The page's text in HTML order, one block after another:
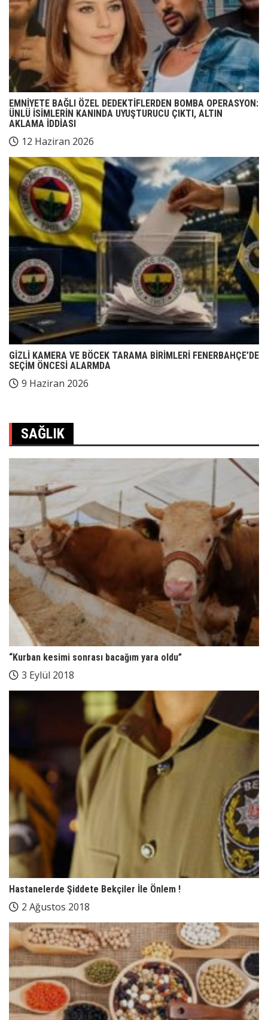
EMNİYETE BAĞLI ÖZEL DEDEKTİFLERDEN BOMBA OPERASYON:
ÜNLÜ İSİMLERİN KANINDA UYUŞTURUCU ÇIKTI, ALTIN
AKLAMA İDDİASI
12 Haziran 2026
GİZLİ KAMERA VE BÖCEK TARAMA BİRİMLERİ FENERBAHÇE’DE
SEÇİM ÖNCESİ ALARMDA
9 Haziran 2026
SAĞLIK
“Kurban kesimi sonrası bacağım yara oldu”
3 Eylül 2018
Hastanelerde Şiddete Bekçiler İle Önlem !
2 Ağustos 2018